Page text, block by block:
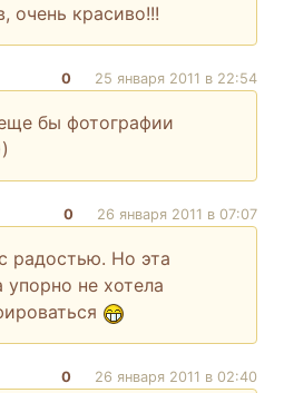
очень красиво!!!
0 25 января 2011 в 22:54
бы фотографии
0 26 января 2011 в 07:07
радостью. Но эта
упорно не хотела
0 26 января 2011 в 02:40